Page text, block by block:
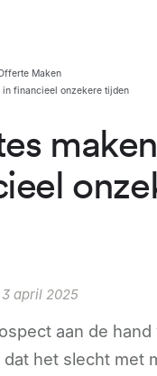
Maken
financieel onzekere tijden
april 2025
aan de hand
het slecht met